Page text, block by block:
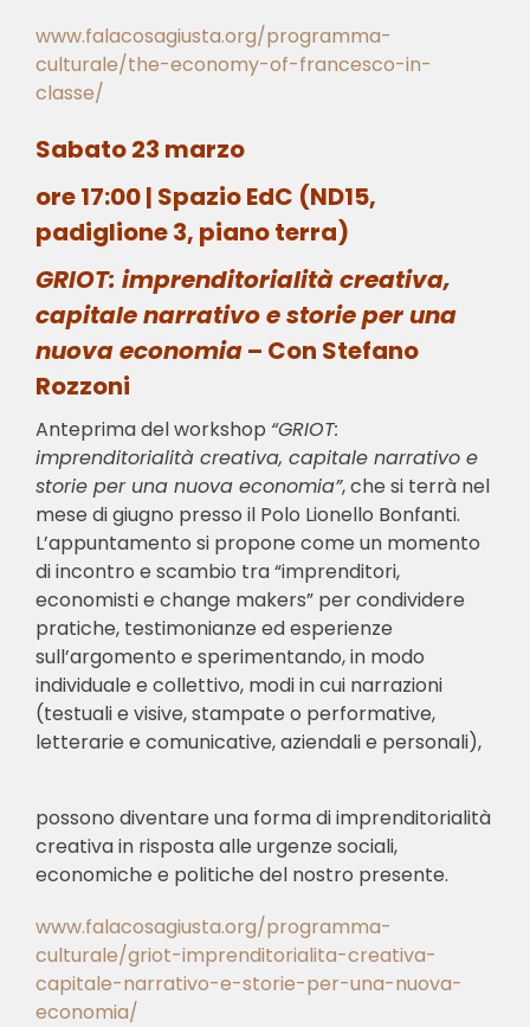
www.falacosagiusta.org/programma-
culturale/the-economy-of-francesco-in-
classe/
Sabato 23 marzo
ore 17:00 | Spazio EdC (ND15,
padiglione 3, piano terra)
GRIOT: imprenditorialità creativa,
capitale narrativo e storie per una
nuova economia– Con Stefano
Rozzoni
Anteprima del workshop “GRIOT:
imprenditorialità creativa, capitale narrativo e
storie per una nuova economia”, che si terrà nel
mese di giugno presso il Polo Lionello Bonfanti.
L’appuntamento si propone come un momento
di incontro e scambio tra “imprenditori,
economisti e change makers” per condividere
pratiche, testimonianze ed esperienze
sull’argomento e sperimentando, in modo
individuale e collettivo, modi in cui narrazioni
(testuali e visive, stampate o performative,
letterarie e comunicative, aziendali e personali),
possono diventare una forma di imprenditorialità
creativa in risposta alle urgenze sociali,
economiche e politiche del nostro presente.
www.falacosagiusta.org/programma-
culturale/griot-imprenditorialita-creativa-
capitale-narrativo-e-storie-per-una-nuova-
economia/